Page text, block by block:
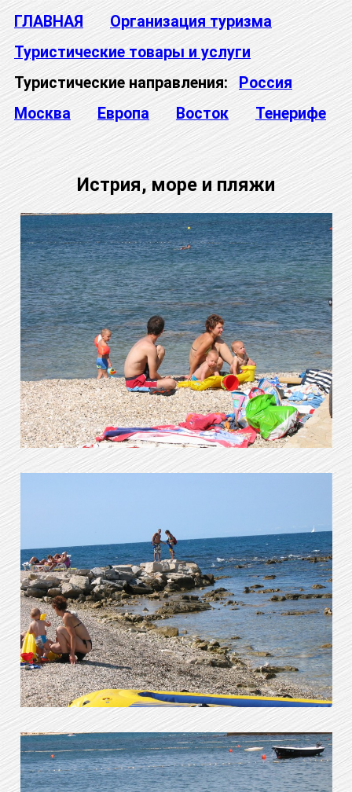
ГЛАВНАЯ
Организация туризма
Туристические товары и услуги
Туристические направления:
Россия
Москва
Европа Восток Тенерифе
Истрия, море и пляжи